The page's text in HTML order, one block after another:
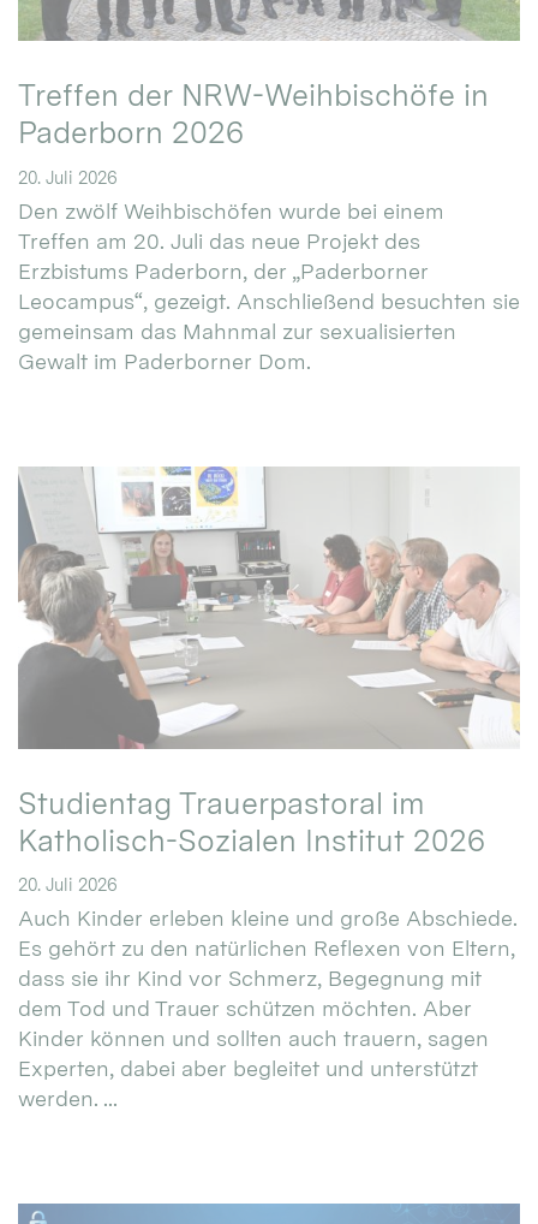
Treffen der NRW-Weihbischöfe in
Paderborn 2026
20. Juli 2026
Den zwölf Weihbischöfen wurde bei einem
Treffen am 20. Juli das neue Projekt des
Erzbistums Paderborn, der „Paderborner
Leocampus“, gezeigt. Anschließend besuchten sie
gemeinsam das Mahnmal zur sexualisierten
Gewalt im Paderborner Dom.
Studientag Trauerpastoral im
Katholisch-Sozialen Institut 2026
20. Juli 2026
Auch Kinder erleben kleine und große Abschiede.
Es gehört zu den natürlichen Reflexen von Eltern,
dass sie ihr Kind vor Schmerz, Begegnung mit
dem Tod und Trauer schützen möchten. Aber
Kinder können und sollten auch trauern, sagen
Experten, dabei aber begleitet und unterstützt
werden. ...